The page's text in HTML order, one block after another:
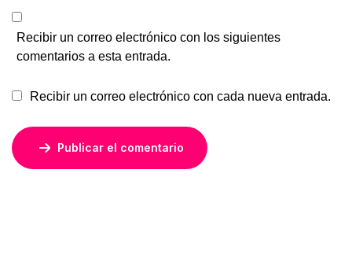
Recibir un correo electrónico con los siguientes
comentarios a esta entrada.
Recibir un correo electrónico con cada nueva entrada.
Publicar el comentario